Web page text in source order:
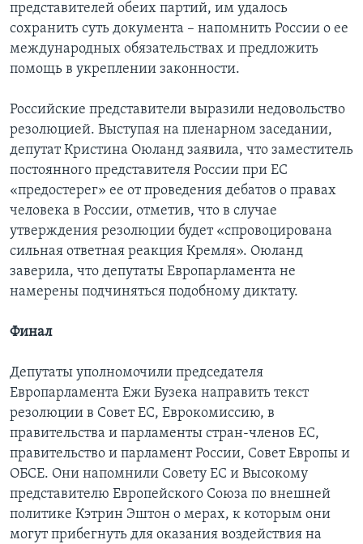
представителей обеих партий, им удалось
сохранить суть документа – напомнить России о ее
международных обязательствах и предложить
помощь в укреплении законности.
Российские представители выразили недовольство
резолюцией. Выступая на пленарном заседании,
депутат Кристина Оюланд заявила, что заместитель
постоянного представителя России при ЕС
«предостерег» ее от проведения дебатов о правах
человека в России, отметив, что в случае
утверждения резолюции будет «спровоцирована
сильная ответная реакция Кремля». Оюланд
заверила, что депутаты Европарламента не
намерены подчиняться подобному диктату.
Финал
Депутаты уполномочили председателя
Европарламента Ежи Бузека направить текст
резолюции в Совет ЕС, Еврокомиссию, в
правительства и парламенты стран-членов ЕС,
правительство и парламент России, Совет Европы и
ОБСЕ. Они напомнили Совету ЕС и Высокому
представителю Европейского Союза по внешней
политике Кэтрин Эштон о мерах, к которым они
могут прибегнуть для оказания воздействия на